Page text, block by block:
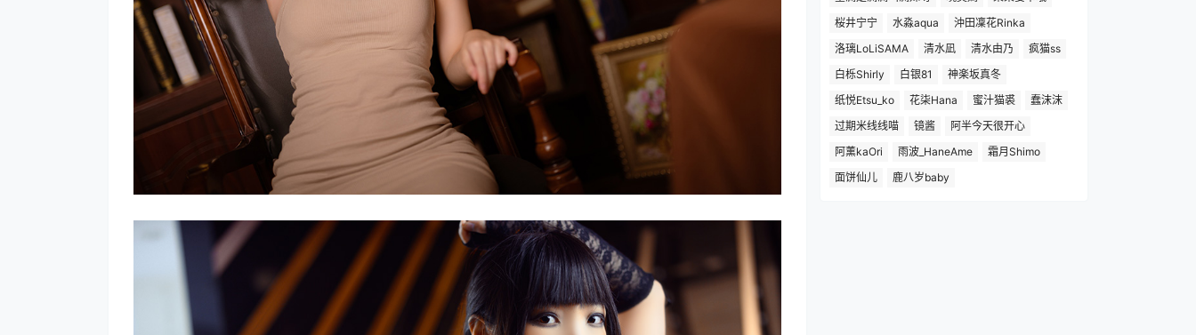
桜井宁宁
水淼aqua
沖田凜花Rinka
洛璃LoLiSAMA
清水凪 清水由乃
疯猫ss
白栎Shirly
白银81
神楽坂真冬
纸悦Etsu_ko
花柒Hana 蜜汁猫裘
蠢沫沫
过期米线线喵
镜酱
阿半今天很开心
阿薰kaOri
雨波_HaneAme
霜月Shimo
面饼仙儿
鹿八岁baby